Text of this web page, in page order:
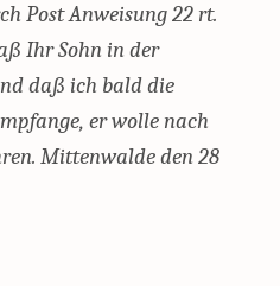
Post Anweisung 22 rt.
Ihr Sohn in der
daß ich bald die
er wolle nach
Mittenwalde den 28